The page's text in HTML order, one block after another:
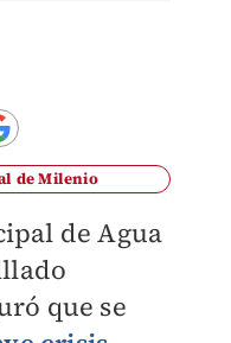
de Milenio
de Agua
que se